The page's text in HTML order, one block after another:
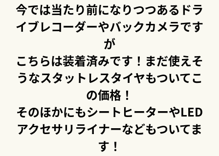
今では当たり前になりつつあるドラ
イブレコーダーやバックカメラです
が
こちらは装着済みです！まだ使えそ
うなスタットレスタイヤもついてこ
の価格！
そのほかにもシートヒーターやLED
アクセサリライナーなどもついてま
す！